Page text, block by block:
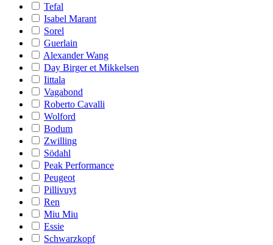
Tefal
Isabel Marant
Sorel
Guerlain
Alexander Wang
Day Birger et Mikkelsen
Iittala
Vagabond
Roberto Cavalli
Wolford
Bodum
Zwilling
Södahl
Peak Performance
Peugeot
Pillivuyt
Ren
Miu Miu
Essie
Schwarzkopf